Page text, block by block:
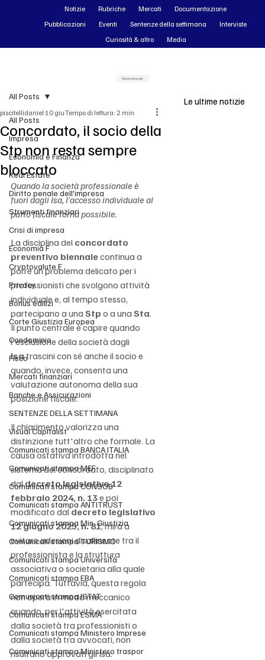
All Posts
Impresa
Economia e Finanza
Real Estate
Diritto penale dell'impresa
Strumenti finanziari
Crisi di impresa
Economia F
Cryptovalute F
Privacy
Bonus edilizi
Corte Giustizia Europea
Condominio
Fisco
Mercati finanziari
Banche e Assicurazioni
SENTENZE DELLA SETTIMANA
Visual Capitalist
Comunicati stampa BANCA ITALIA
Comunicati stampa MEF
Comunicati stampa CONSOB
Comunicati stampa ANTITRUST
Comunicati stampa Min. Giustizia
Comunicati stampa TURISMO
Comunicati stampa Università
Comunicati stampa EBA
Comunicati stampa ISTAT
Comunicati stampa ESMA
Comunicati stampa Ministero Imprese
Comunicati stampa Ministero traspor
All Posts
Concordato, il socio della
Stp non resta sempre
bloccato
piscitellidaniel 10 giuTempo di lettura: 2 min
Quando la società professionale è
fuori dagli Isa, l'accesso individuale al
patto fiscale torna possibile.
La disciplina del concordato
preventivo biennale continua a
porre un problema delicato per i
professionisti che svolgono attività
individuale e, al tempo stesso,
partecipano a una Stp o a una Sta.
Il punto centrale è capire quando
l'esclusione della società dagli
Isa trascini con sé anche il socio e
quando, invece, consenta una
valutazione autonoma della sua
posizione fiscale.
Il chiarimento valorizza una
distinzione tutt'altro che formale. La
causa ostativa introdotta nel
sistema del concordato, disciplinato
dal decreto legislativo 12
febbraio 2024, n. 13 e poi
modificato dal decreto legislativo
12 giugno 2025, n. 81, mira a
evitare adesioni disallineate tra il
professionista e la struttura
associativa o societaria alla quale
partecipa. Tuttavia, questa regola
non opera in modo meccanico
quando, per l'attività esercitata
dalla società tra professionisti o
dalla società tra avvocati, non
risultano approvati gli Isa.
Le ultime notizie
Notizie Rubriche Mercati
Documentazione
Pubblicazioni
Eventi Sentenze della settimana
Interviste
Curiosità & altro
Media
Vai ai contenuti